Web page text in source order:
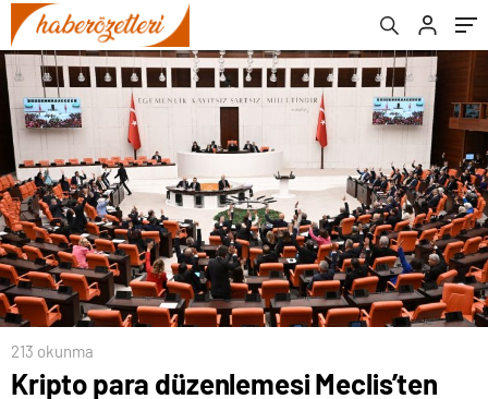
213 okunma
Kripto para düzenlemesi Meclis’ten